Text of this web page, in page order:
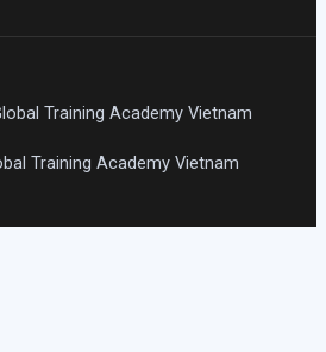
Training Academy Vietnam
Training Academy Vietnam